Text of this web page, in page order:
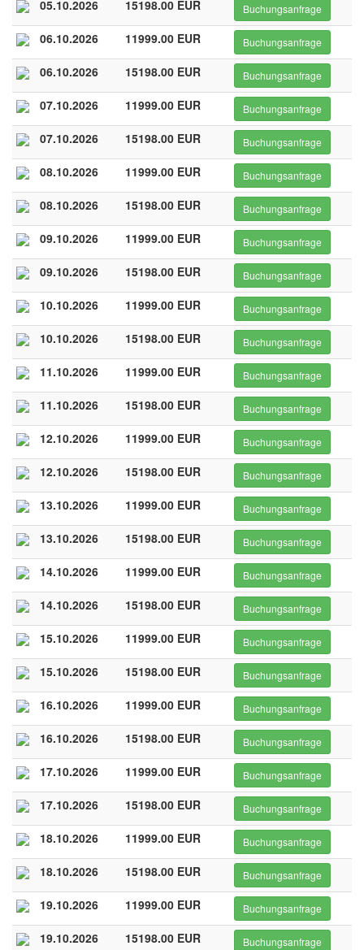
05.10.2026 15198.00 EUR Buchungsanfrage
06.10.2026 11999.00 EUR Buchungsanfrage
06.10.2026 15198.00 EUR Buchungsanfrage
07.10.2026 11999.00 EUR Buchungsanfrage
07.10.2026 15198.00 EUR Buchungsanfrage
08.10.2026 11999.00 EUR Buchungsanfrage
08.10.2026 15198.00 EUR Buchungsanfrage
09.10.2026 11999.00 EUR Buchungsanfrage
09.10.2026 15198.00 EUR Buchungsanfrage
10.10.2026 11999.00 EUR Buchungsanfrage
10.10.2026 15198.00 EUR Buchungsanfrage
11.10.2026 11999.00 EUR Buchungsanfrage
11.10.2026 15198.00 EUR Buchungsanfrage
12.10.2026 11999.00 EUR Buchungsanfrage
12.10.2026 15198.00 EUR Buchungsanfrage
13.10.2026 11999.00 EUR Buchungsanfrage
13.10.2026 15198.00 EUR Buchungsanfrage
14.10.2026 11999.00 EUR Buchungsanfrage
14.10.2026 15198.00 EUR Buchungsanfrage
15.10.2026 11999.00 EUR Buchungsanfrage
15.10.2026 15198.00 EUR Buchungsanfrage
16.10.2026 11999.00 EUR Buchungsanfrage
16.10.2026 15198.00 EUR Buchungsanfrage
17.10.2026 11999.00 EUR Buchungsanfrage
17.10.2026 15198.00 EUR Buchungsanfrage
18.10.2026 11999.00 EUR Buchungsanfrage
18.10.2026 15198.00 EUR Buchungsanfrage
19.10.2026 11999.00 EUR Buchungsanfrage
19.10.2026 15198.00 EUR Buchungsanfrage